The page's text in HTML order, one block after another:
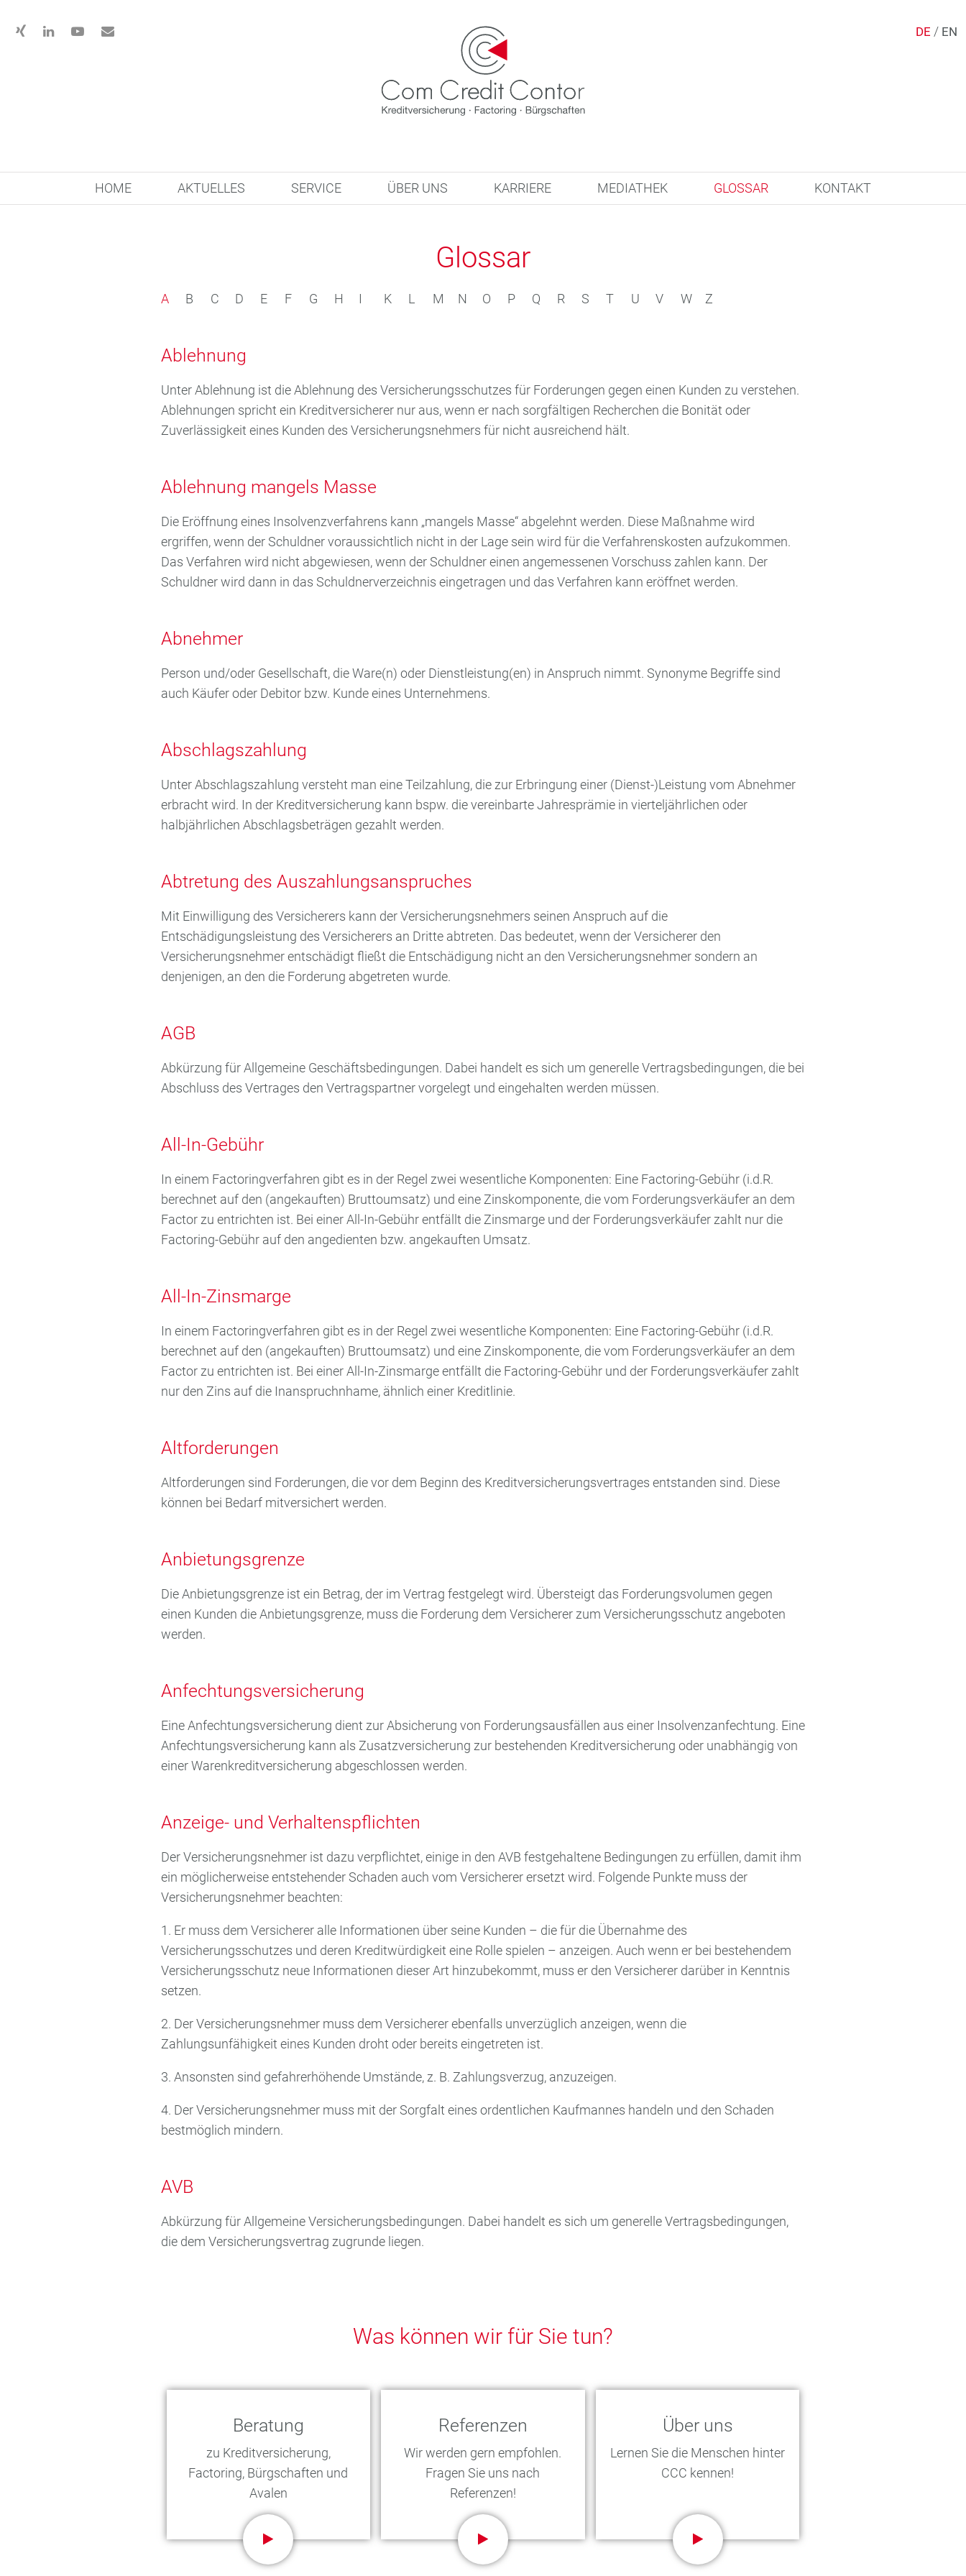
DE / EN
HOME AKTUELLES SERVICE ÜBER UNS KARRIERE MEDIATHEK GLOSSAR KONTAKT
Glossar
A B C D E F G H I K L M N O P Q R S T U V W Z
Ablehnung
Unter Ablehnung ist die Ablehnung des Versicherungsschutzes für Forderungen gegen einen Kunden zu verstehen.
Ablehnungen spricht ein Kreditversicherer nur aus, wenn er nach sorgfältigen Recherchen die Bonität oder
Zuverlässigkeit eines Kunden des Versicherungsnehmers für nicht ausreichend hält.
Ablehnung mangels Masse
Die Eröffnung eines Insolvenzverfahrens kann „mangels Masse“ abgelehnt werden. Diese Maßnahme wird
ergriffen, wenn der Schuldner voraussichtlich nicht in der Lage sein wird für die Verfahrenskosten aufzukommen.
Das Verfahren wird nicht abgewiesen, wenn der Schuldner einen angemessenen Vorschuss zahlen kann. Der
Schuldner wird dann in das Schuldnerverzeichnis eingetragen und das Verfahren kann eröffnet werden.
Abnehmer
Person und/oder Gesellschaft, die Ware(n) oder Dienstleistung(en) in Anspruch nimmt. Synonyme Begriffe sind
auch Käufer oder Debitor bzw. Kunde eines Unternehmens.
Abschlagszahlung
Unter Abschlagszahlung versteht man eine Teilzahlung, die zur Erbringung einer (Dienst-)Leistung vom Abnehmer
erbracht wird. In der Kreditversicherung kann bspw. die vereinbarte Jahresprämie in vierteljährlichen oder
halbjährlichen Abschlagsbeträgen gezahlt werden.
Abtretung des Auszahlungsanspruches
Mit Einwilligung des Versicherers kann der Versicherungsnehmers seinen Anspruch auf die
Entschädigungsleistung des Versicherers an Dritte abtreten. Das bedeutet, wenn der Versicherer den
Versicherungsnehmer entschädigt fließt die Entschädigung nicht an den Versicherungsnehmer sondern an
denjenigen, an den die Forderung abgetreten wurde.
AGB
Abkürzung für Allgemeine Geschäftsbedingungen. Dabei handelt es sich um generelle Vertragsbedingungen, die bei
Abschluss des Vertrages den Vertragspartner vorgelegt und eingehalten werden müssen.
All-In-Gebühr
In einem Factoringverfahren gibt es in der Regel zwei wesentliche Komponenten: Eine Factoring-Gebühr (i.d.R.
berechnet auf den (angekauften) Bruttoumsatz) und eine Zinskomponente, die vom Forderungsverkäufer an dem
Factor zu entrichten ist. Bei einer All-In-Gebühr entfällt die Zinsmarge und der Forderungsverkäufer zahlt nur die
Factoring-Gebühr auf den angedienten bzw. angekauften Umsatz.
All-In-Zinsmarge
In einem Factoringverfahren gibt es in der Regel zwei wesentliche Komponenten: Eine Factoring-Gebühr (i.d.R.
berechnet auf den (angekauften) Bruttoumsatz) und eine Zinskomponente, die vom Forderungsverkäufer an dem
Factor zu entrichten ist. Bei einer All-In-Zinsmarge entfällt die Factoring-Gebühr und der Forderungsverkäufer zahlt
nur den Zins auf die Inanspruchnhame, ähnlich einer Kreditlinie.
Altforderungen
Altforderungen sind Forderungen, die vor dem Beginn des Kreditversicherungsvertrages entstanden sind. Diese
können bei Bedarf mitversichert werden.
Anbietungsgrenze
Die Anbietungsgrenze ist ein Betrag, der im Vertrag festgelegt wird. Übersteigt das Forderungsvolumen gegen
einen Kunden die Anbietungsgrenze, muss die Forderung dem Versicherer zum Versicherungsschutz angeboten
werden.
Anfechtungsversicherung
Eine Anfechtungsversicherung dient zur Absicherung von Forderungsausfällen aus einer Insolvenzanfechtung. Eine
Anfechtungsversicherung kann als Zusatzversicherung zur bestehenden Kreditversicherung oder unabhängig von
einer Warenkreditversicherung abgeschlossen werden.
Anzeige- und Verhaltenspflichten
Der Versicherungsnehmer ist dazu verpflichtet, einige in den AVB festgehaltene Bedingungen zu erfüllen, damit ihm
ein möglicherweise entstehender Schaden auch vom Versicherer ersetzt wird. Folgende Punkte muss der
Versicherungsnehmer beachten:
1. Er muss dem Versicherer alle Informationen über seine Kunden – die für die Übernahme des
Versicherungsschutzes und deren Kreditwürdigkeit eine Rolle spielen – anzeigen. Auch wenn er bei bestehendem
Versicherungsschutz neue Informationen dieser Art hinzubekommt, muss er den Versicherer darüber in Kenntnis
setzen.
2. Der Versicherungsnehmer muss dem Versicherer ebenfalls unverzüglich anzeigen, wenn die
Zahlungsunfähigkeit eines Kunden droht oder bereits eingetreten ist.
3. Ansonsten sind gefahrerhöhende Umstände, z. B. Zahlungsverzug, anzuzeigen.
4. Der Versicherungsnehmer muss mit der Sorgfalt eines ordentlichen Kaufmannes handeln und den Schaden
bestmöglich mindern.
AVB
Abkürzung für Allgemeine Versicherungsbedingungen. Dabei handelt es sich um generelle Vertragsbedingungen,
die dem Versicherungsvertrag zugrunde liegen.
Was können wir für Sie tun?
Beratung
zu Kreditversicherung,
Factoring, Bürgschaften und
Avalen
Referenzen
Wir werden gern empfohlen.
Fragen Sie uns nach
Referenzen!
Über uns
Lernen Sie die Menschen hinter
CCC kennen!